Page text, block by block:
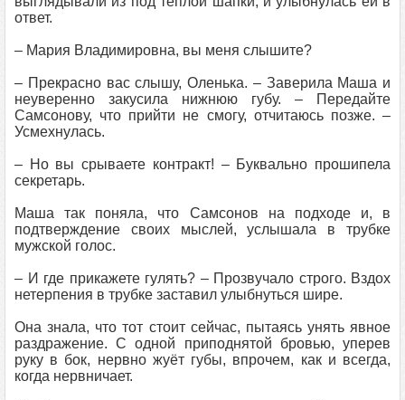
ответ.
– Мария Владимировна, вы меня слышите?
– Прекрасно вас слышу, Оленька. – Заверила Маша и
неуверенно закусила нижнюю губу. – Передайте
Самсонову, что прийти не смогу, отчитаюсь позже. –
Усмехнулась.
– Но вы срываете контракт! – Буквально прошипела
секретарь.
Маша так поняла, что Самсонов на подходе и, в
подтверждение своих мыслей, услышала в трубке
мужской голос.
– И где прикажете гулять? – Прозвучало строго. Вздох
нетерпения в трубке заставил улыбнуться шире.
Она знала, что тот стоит сейчас, пытаясь унять явное
раздражение. С одной приподнятой бровью, уперев
руку в бок, нервно жуёт губы, впрочем, как и всегда,
когда нервничает.